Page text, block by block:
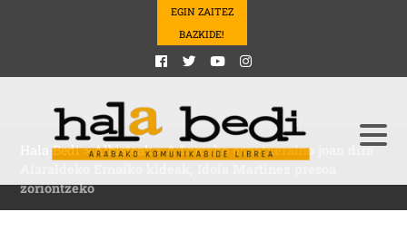
EGIN ZAITEZ
BAZKIDE!
Hala Bedi>Albisteak>A Lamako espetxeraino joan dira
zoriontzeko